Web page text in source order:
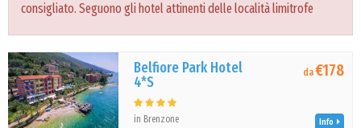
consigliato. Seguono gli hotel attinenti delle località limitrofe
Belfiore Park Hotel
4*S
in Brenzone
da€178
Info